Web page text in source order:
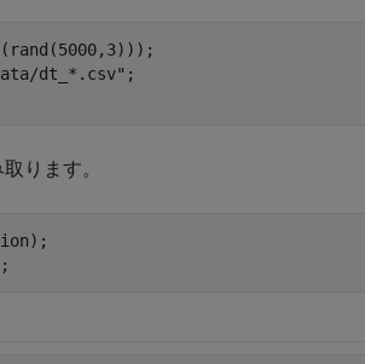
dt_*.csv" ;
ります。